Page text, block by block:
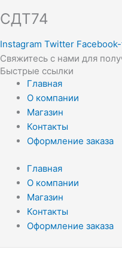
СДТ74
Instagram Twitter
Свяжитесь с нами для
Быстрые ссылки
Главная
О компании
Магазин
Контакты
Оформление заказа
Главная
О компании
Магазин
Контакты
Оформление заказа